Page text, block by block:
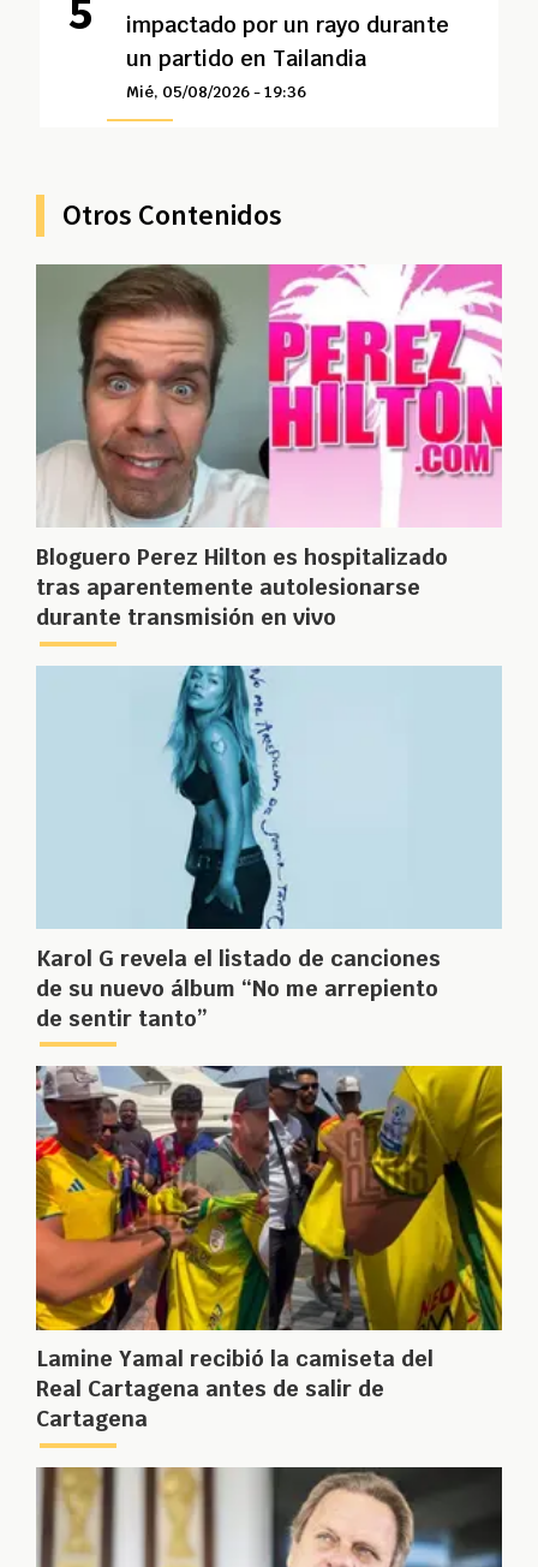
impactado por un rayo durante
un partido en Tailandia
Mié, 05/08/2026 - 19:36
Otros Contenidos
Bloguero Perez Hilton es hospitalizado
tras aparentemente autolesionarse
durante transmisión en vivo
Karol G revela el listado de canciones
de su nuevo álbum “No me arrepiento
de sentir tanto”
Lamine Yamal recibió la camiseta del
Real Cartagena antes de salir de
Cartagena